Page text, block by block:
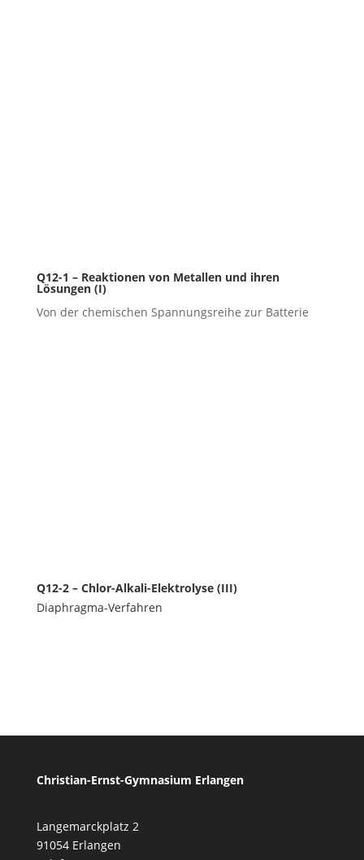
Q12-1 – Reaktionen von Metallen und ihren
Lösungen (I)
Von der chemischen Spannungsreihe zur Batterie
Q12-2 – Chlor-Alkali-Elektrolyse (III)
Diaphragma-Verfahren
Christian-Ernst-Gymnasium Erlangen
Langemarckplatz 2
91054 Erlangen